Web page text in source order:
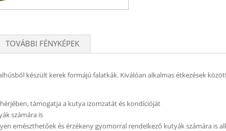
TOVÁBBI FÉNYKÉPEK
készült kerek formájú falatkák. Kiválóan alkalmas étkezések
támogatja a kutya izomzatát és kondícióját
számára is
emészthetőek és érzékeny gyomorral rendelkező kutyák számára is